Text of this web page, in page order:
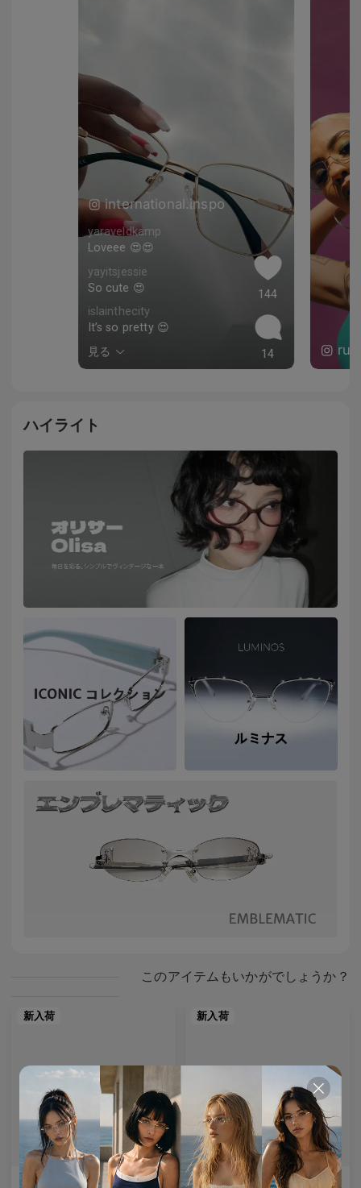
international.inspo
yaraveldkamp
Loveee 😍😍
yayitsjessie
So cute 😍
islainthecity
It’s so pretty 😍
見る
144
14
ハイライト
このアイテムもいかがでしょうか？
新入荷 新入荷